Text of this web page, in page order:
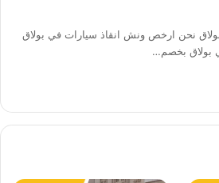
نحن ارخص ونش انقاذ سيارات في بولاق
بولاق بخصم…